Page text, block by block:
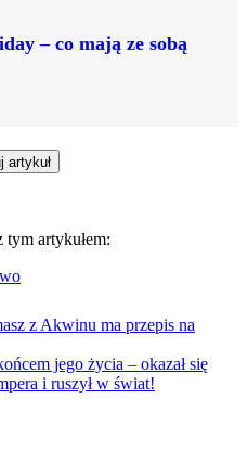
– co mają ze sobą
artykuł
tym artykułem:
z Akwinu ma przepis na
jego życia – okazał się
i ruszył w świat!